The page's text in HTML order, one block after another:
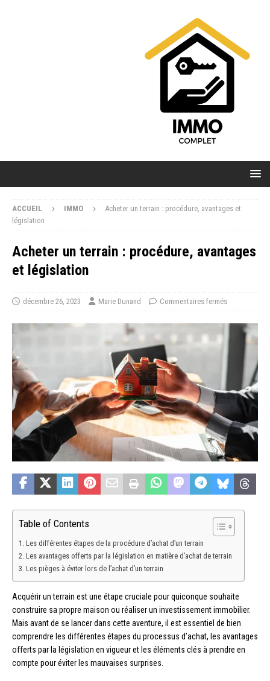
ACCUEIL IMMO
Acheter un terrain : procédure, avantages et
législation
Acheter un terrain : procédure, avantages
et législation
décembre 26, 2023 Marie Dunand Commentaires fermés
Table of Contents
Les différentes étapes de la procédure d’achat d’un terrain
Les avantages offerts par la législation en matière d’achat de terrain
Les pièges à éviter lors de l’achat d’un terrain
Acquérir un terrain est une étape cruciale pour quiconque souhaite
construire sa propre maison ou réaliser un investissement immobilier.
Mais avant de se lancer dans cette aventure, il est essentiel de bien
comprendre les différentes étapes du processus d’achat, les avantages
offerts par la législation en vigueur et les éléments clés à prendre en
compte pour éviter les mauvaises surprises.